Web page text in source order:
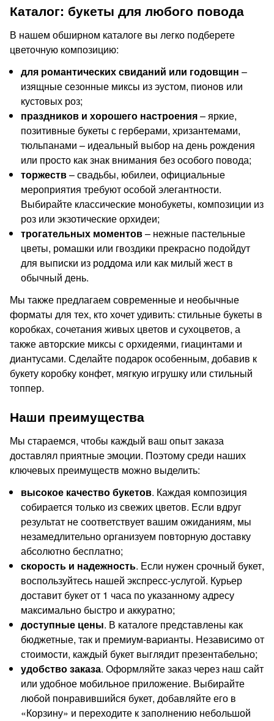
Каталог: букеты для любого повода
В нашем обширном каталоге вы легко подберете
цветочную композицию:
для романтических свиданий или годовщин –
изящные сезонные миксы из эустом, пионов или
кустовых роз;
праздников и хорошего настроения– яркие,
позитивные букеты с герберами, хризантемами,
тюльпанами – идеальный выбор на день рождения
или просто как знак внимания без особого повода;
торжеств– свадьбы, юбилеи, официальные
мероприятия требуют особой элегантности.
Выбирайте классические монобукеты, композиции из
роз или экзотические орхидеи;
трогательных моментов– нежные пастельные
цветы, ромашки или гвоздики прекрасно подойдут
для выписки из роддома или как милый жест в
обычный день.
Мы также предлагаем современные и необычные
форматы для тех, кто хочет удивить: стильные букеты в
коробках, сочетания живых цветов и сухоцветов, а
также авторские миксы с орхидеями, гиацинтами и
диантусами. Сделайте подарок особенным, добавив к
букету коробку конфет, мягкую игрушку или стильный
топпер.
Наши преимущества
Мы стараемся, чтобы каждый ваш опыт заказа
доставлял приятные эмоции. Поэтому среди наших
ключевых преимуществ можно выделить:
высокое качество букетов. Каждая композиция
собирается только из свежих цветов. Если вдруг
результат не соответствует вашим ожиданиям, мы
незамедлительно организуем повторную доставку
абсолютно бесплатно;
скорость и надежность. Если нужен срочный букет,
воспользуйтесь нашей экспресс-услугой. Курьер
доставит букет от 1 часа по указанному адресу
максимально быстро и аккуратно;
доступные цены. В каталоге представлены как
бюджетные, так и премиум-варианты. Независимо от
стоимости, каждый букет выглядит презентабельно;
удобство заказа. Оформляйте заказ через наш сайт
или удобное мобильное приложение. Выбирайте
любой понравившийся букет, добавляйте его в
«Корзину» и переходите к заполнению небольшой